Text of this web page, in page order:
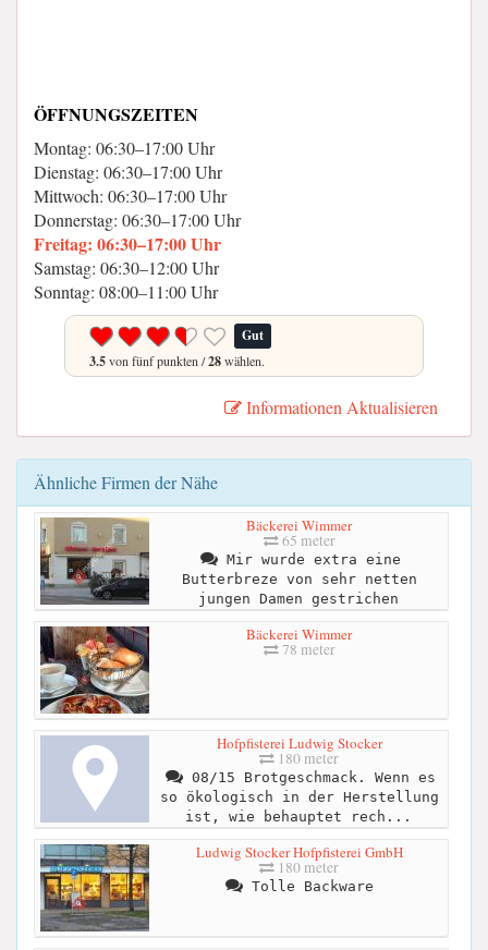
ÖFFNUNGSZEITEN
Montag: 06:30–17:00 Uhr
Dienstag: 06:30–17:00 Uhr
Mittwoch: 06:30–17:00 Uhr
Donnerstag: 06:30–17:00 Uhr
Freitag: 06:30–17:00 Uhr
Samstag: 06:30–12:00 Uhr
Sonntag: 08:00–11:00 Uhr
Gut
3.5von fünf punkten /28wählen.
Informationen Aktualisieren
Ähnliche Firmen der Nähe
Bäckerei Wimmer
65 meter
Mir wurde extra eine
Butterbreze von sehr netten
jungen Damen gestrichen
Bäckerei Wimmer
78 meter
Hofpfisterei Ludwig Stocker
180 meter
08/15 Brotgeschmack. Wenn es
so ökologisch in der Herstellung
ist, wie behauptet rech...
Ludwig Stocker Hofpfisterei GmbH
180 meter
Tolle Backware